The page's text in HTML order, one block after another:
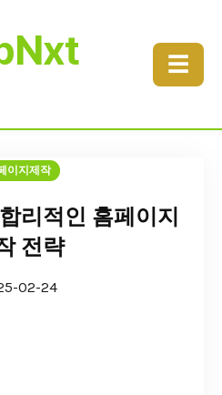
☰
이지제작
리적인 홈페이지
전략
02-24